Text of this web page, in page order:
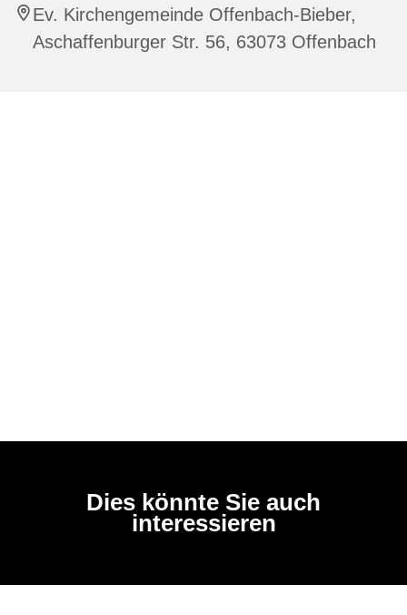
Ev. Kirchengemeinde Offenbach-Bieber,
Aschaffenburger Str. 56, 63073 Offenbach
Dies könnte Sie auch
interessieren